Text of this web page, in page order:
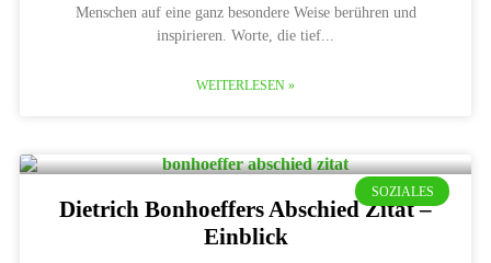
Menschen auf eine ganz besondere Weise berühren und
inspirieren. Worte, die tief
WEITERLESEN »
SOZIALES
Dietrich Bonhoeffers Abschied Zitat –
Einblick